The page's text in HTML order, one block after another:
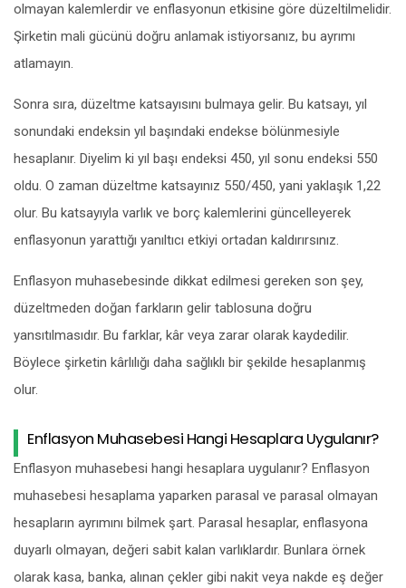
olmayan kalemlerdir ve enflasyonun etkisine göre düzeltilmelidir.
Şirketin mali gücünü doğru anlamak istiyorsanız, bu ayrımı
atlamayın.
Sonra sıra, düzeltme katsayısını bulmaya gelir. Bu katsayı, yıl
sonundaki endeksin yıl başındaki endekse bölünmesiyle
hesaplanır. Diyelim ki yıl başı endeksi 450, yıl sonu endeksi 550
oldu. O zaman düzeltme katsayınız 550/450, yani yaklaşık 1,22
olur. Bu katsayıyla varlık ve borç kalemlerini güncelleyerek
enflasyonun yarattığı yanıltıcı etkiyi ortadan kaldırırsınız.
Enflasyon muhasebesinde dikkat edilmesi gereken son şey,
düzeltmeden doğan farkların gelir tablosuna doğru
yansıtılmasıdır. Bu farklar, kâr veya zarar olarak kaydedilir.
Böylece şirketin kârlılığı daha sağlıklı bir şekilde hesaplanmış
olur.
Enflasyon Muhasebesi Hangi Hesaplara Uygulanır?
Enflasyon muhasebesi hangi hesaplara uygulanır? Enflasyon
muhasebesi hesaplama yaparken parasal ve parasal olmayan
hesapların ayrımını bilmek şart. Parasal hesaplar, enflasyona
duyarlı olmayan, değeri sabit kalan varlıklardır. Bunlara örnek
olarak kasa, banka, alınan çekler gibi nakit veya nakde eş değer